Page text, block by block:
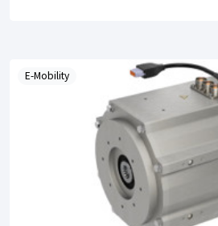
E-Mobility